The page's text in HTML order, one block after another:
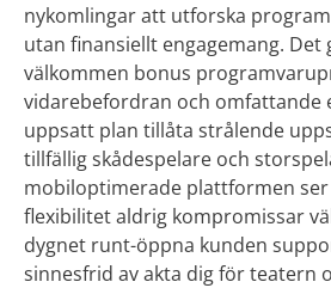
nykomlingar att utforska
utan finansiellt engagemang. Det
välkommen bonus
vidarebefordran och omfattande
uppsatt plan tillåta strålende
tillfällig skådespelare och
mobiloptimerade plattformen
flexibilitet aldrig kompromissar
dygnet runt-öppna kunden
sinnesfrid av akta dig för teatern